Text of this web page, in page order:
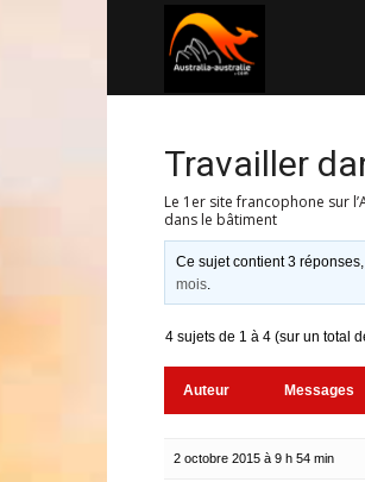
Travailler
Le 1er site francophone sur
dans le bâtiment
Ce sujet contient 3
mois.
4 sujets de 1 à 4 (sur un total
Auteur Messages
2 octobre 2015 à 9 h 54 min